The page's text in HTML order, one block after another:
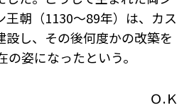
王朝（1130～89年）は、カス
設し、その後何度かの改築を
姿になったという。
Ｏ.Ｋ